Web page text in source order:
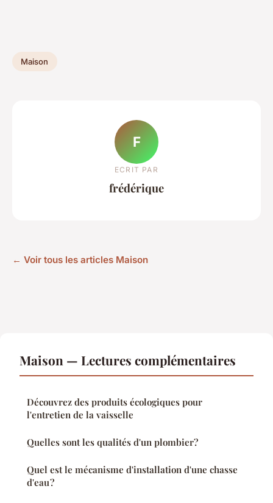
Maison
F
ECRIT PAR
frédérique
← Voir tous les articles Maison
Maison — Lectures complémentaires
Découvrez des produits écologiques pour
l'entretien de la vaisselle
Quelles sont les qualités d'un plombier?
Quel est le mécanisme d'installation d'une chasse
d'eau ?